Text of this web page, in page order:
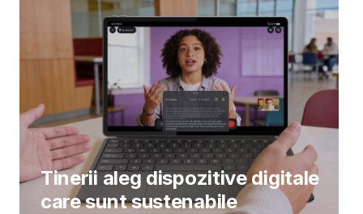
Tinerii aleg dispozitive digitale
care sunt sustenabile